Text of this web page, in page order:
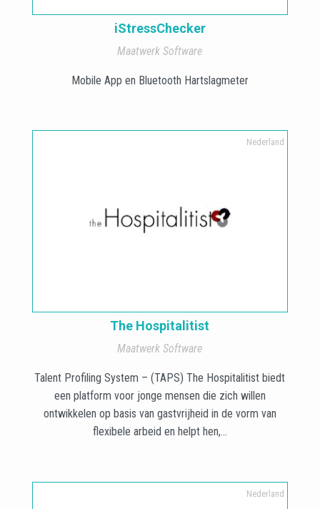
iStressChecker
Maatwerk Software
Mobile App en Bluetooth Hartslagmeter
The Hospitalitist
Maatwerk Software
Talent Profiling System – (TAPS) The Hospitalitist biedt
een platform voor jonge mensen die zich willen
ontwikkelen op basis van gastvrijheid in de vorm van
flexibele arbeid en helpt hen,...
Nederland
Nederland